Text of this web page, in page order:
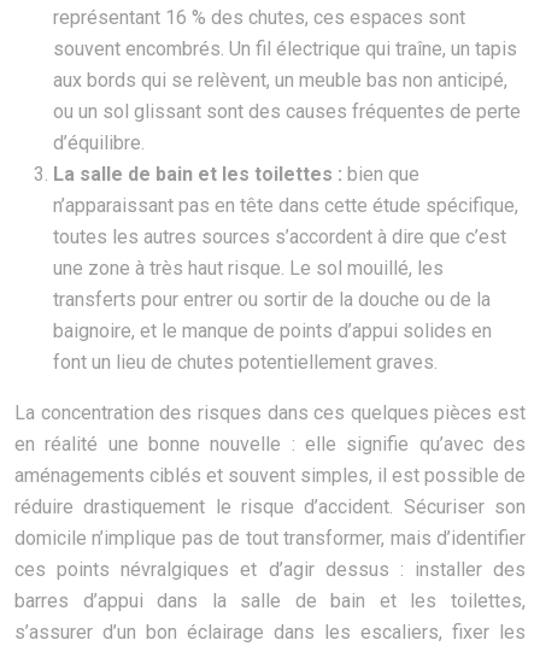
représentant 16 % des chutes, ces espaces sont
souvent encombrés. Un fil électrique qui traîne, un tapis
aux bords qui se relèvent, un meuble bas non anticipé,
ou un sol glissant sont des causes fréquentes de perte
d’équilibre.
La salle de bain et les toilettes : bien que
n’apparaissant pas en tête dans cette étude spécifique,
toutes les autres sources s’accordent à dire que c’est
une zone à très haut risque. Le sol mouillé, les
transferts pour entrer ou sortir de la douche ou de la
baignoire, et le manque de points d’appui solides en
font un lieu de chutes potentiellement graves.
La concentration des risques dans ces quelques pièces est
en réalité une bonne nouvelle : elle signifie qu’avec des
aménagements ciblés et souvent simples, il est possible de
réduire drastiquement le risque d’accident. Sécuriser son
domicile n’implique pas de tout transformer, mais d’identifier
ces points névralgiques et d’agir dessus : installer des
barres d’appui dans la salle de bain et les toilettes,
s’assurer d’un bon éclairage dans les escaliers, fixer les